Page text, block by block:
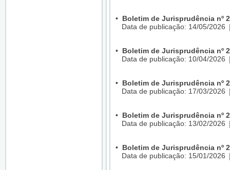
• Boletim de Jurisprudência nº
Data de publicação: 14/05/2026
• Boletim de Jurisprudência nº
Data de publicação: 10/04/2026
• Boletim de Jurisprudência nº
Data de publicação: 17/03/2026
• Boletim de Jurisprudência nº
Data de publicação: 13/02/2026
• Boletim de Jurisprudência nº
Data de publicação: 15/01/2026